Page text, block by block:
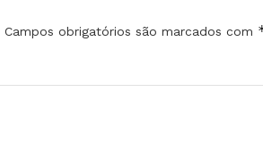
Campos obrigatórios são marcados com